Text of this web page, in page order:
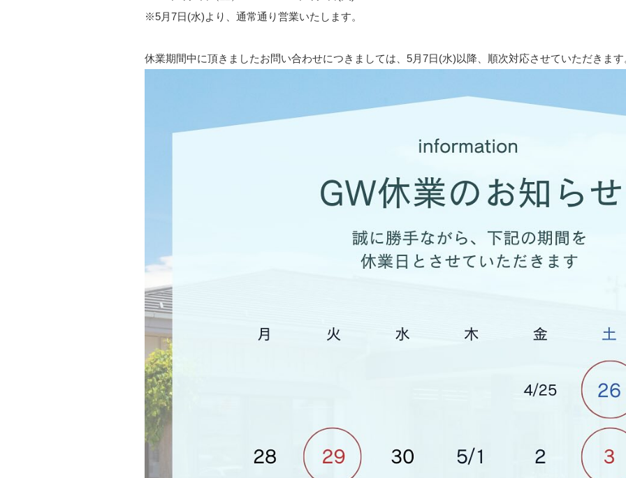
※5月7日(水)より、通常通り営業いたします。
休業期間中に頂きましたお問い合わせにつきましては、5月7日(水)以降、順次対応させていただきます